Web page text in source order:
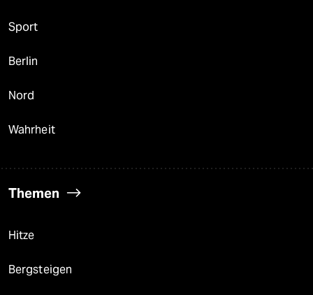
Sport
Berlin
Nord
Wahrheit
Themen
Hitze
Bergsteigen